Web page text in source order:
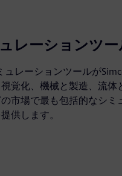
レーションツー
ュレーションツールが
覚化、機械と製造、流体
市場で最も包括的なシミ
供します。